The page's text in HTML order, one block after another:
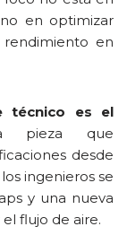
en optimizar
en
técnico es el
pieza que
desde
ingenieros se
y una nueva
flujo de aire.